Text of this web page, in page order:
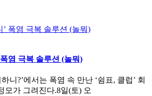
폭염 극복 솔루션 (놀뭐)
니?’에서는 폭염 속 만난 ‘쉼표, 클럽’ 회
모가 그려진다.8일(토) 오